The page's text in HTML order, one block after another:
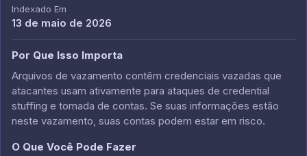
Indexado Em
13 de maio de 2026
Por Que Isso Importa
Arquivos de vazamento contêm credenciais vazadas que
atacantes usam ativamente para ataques de credential
stuffing e tomada de contas. Se suas informações estão
neste vazamento, suas contas podem estar em risco.
O Que Você Pode Fazer